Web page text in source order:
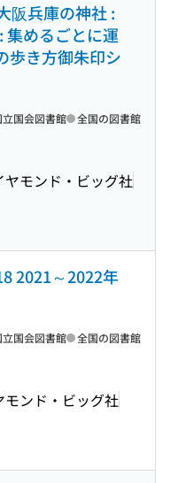
阪兵庫の神社 :
集めるごとに運
歩き方御朱印シ
ヤモンド・ビッグ社
立国会図書館 全国の図書館
2021～2022年
モンド・ビッグ社
立国会図書館 全国の図書館